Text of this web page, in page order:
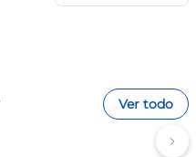
Ver todo